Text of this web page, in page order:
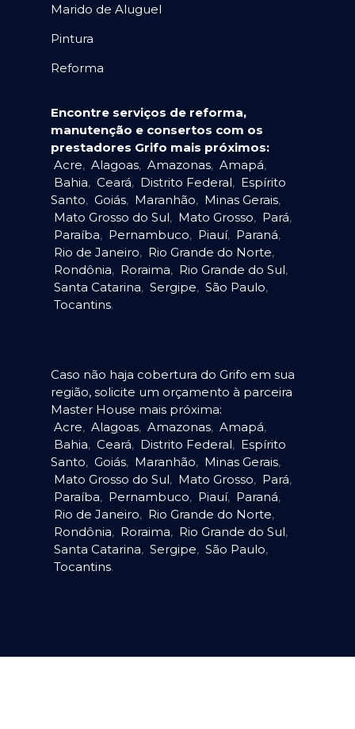
Marido de Aluguel
Pintura
Reforma
Encontre serviços de reforma,
manutenção e consertos com os
prestadores Grifo mais próximos:
Acre, Alagoas, Amazonas, Amapá,
Bahia, Ceará, Distrito Federal, Espírito
Santo, Goiás, Maranhão, Minas Gerais,
Mato Grosso do Sul, Mato Grosso, Pará,
Paraíba, Pernambuco, Piauí, Paraná,
Rio de Janeiro, Rio Grande do Norte,
Rondônia, Roraima, Rio Grande do Sul,
Santa Catarina, Sergipe, São Paulo,
Tocantins.
Caso não haja cobertura do Grifo em sua
região, solicite um orçamento à parceira
Master House mais próxima:
Acre, Alagoas, Amazonas, Amapá,
Bahia, Ceará, Distrito Federal, Espírito
Santo, Goiás, Maranhão, Minas Gerais,
Mato Grosso do Sul, Mato Grosso, Pará,
Paraíba, Pernambuco, Piauí, Paraná,
Rio de Janeiro, Rio Grande do Norte,
Rondônia, Roraima, Rio Grande do Sul,
Santa Catarina, Sergipe, São Paulo,
Tocantins.